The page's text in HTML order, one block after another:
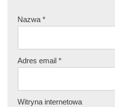
Nazwa *
Adres email *
Witryna internetowa